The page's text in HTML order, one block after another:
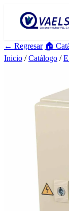
← Regresar 🏠
Inicio /Catálogo /